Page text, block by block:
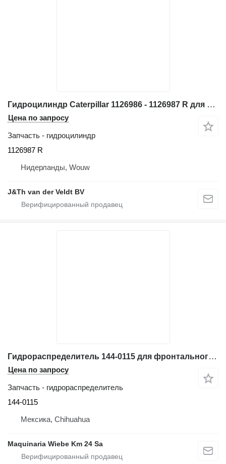
Гидроцилиндр Caterpillar 1126986 - 1126987 R для фронтального погрузчика Caterpillar 950G 962G 950GII 962GII
Цена по запросу
Запчасть - гидроцилиндр
1126987 R
Нидерланды, Wouw
J&Th van der Veldt BV
Гидрораспределитель 144-0115 для фронтального погрузчика Caterpillar 950G, 962G, 966G, 972G, IT62G
Цена по запросу
Запчасть - гидрораспределитель
144-0115
Мексика, Chihuahua
Maquinaria Wiebe Km 24 Sa